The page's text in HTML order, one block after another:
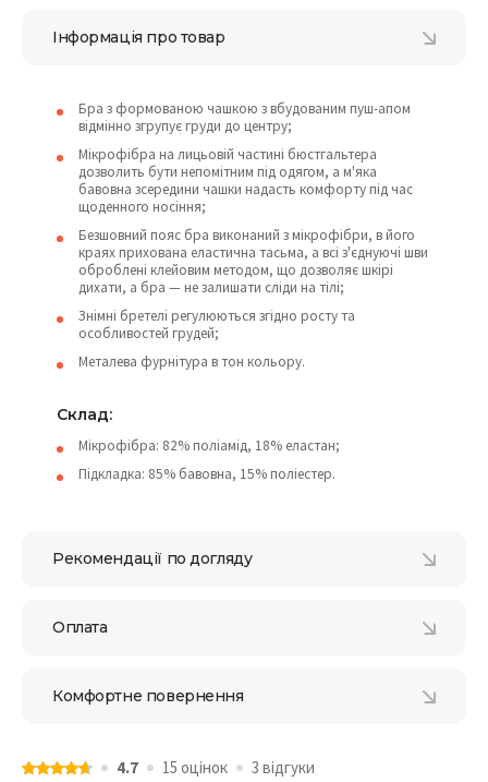
Інформація про товар
Бра з формованою чашкою з вбудованим пуш-апом
відмінно згрупує груди до центру;
Мікрофібра на лицьовій частині бюстгальтера
дозволить бути непомітним під одягом, а м'яка
бавовна зсередини чашки надасть комфорту під час
щоденного носіння;
Безшовний пояс бра виконаний з мікрофібри, в його
краях прихована еластична тасьма, а всі з'єднуючі шви
оброблені клейовим методом, що дозволяє шкірі
дихати, а бра — не залишати сліди на тілі;
Знімні бретелі регулюються згідно росту та
особливостей грудей;
Металева фурнітура в тон кольору.
Склад:
Мікрофібра: 82% поліамід, 18% еластан;
Підкладка: 85% бавовна, 15% поліестер.
Рекомендації по догляду
Оплата
Комфортне повернення
4.7 15 оцiнок 3 відгуки